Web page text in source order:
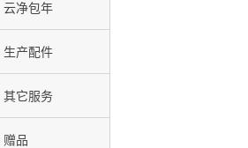
云净包年
生产配件
其它服务
赠品